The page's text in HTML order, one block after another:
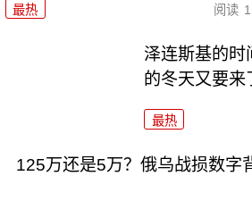
最热 阅读
泽连斯基的时
的冬天又要来
最热
125万还是5万？俄乌战损数字